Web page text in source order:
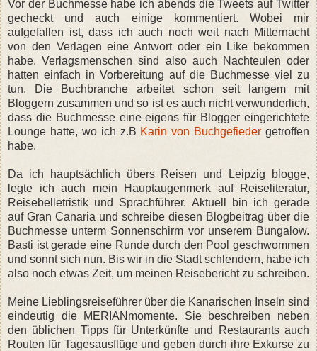
Vor der Buchmesse habe ich abends die Tweets auf Twitter
gecheckt und auch einige kommentiert. Wobei mir
aufgefallen ist, dass ich auch noch weit nach Mitternacht
von den Verlagen eine Antwort oder ein Like bekommen
habe. Verlagsmenschen sind also auch Nachteulen oder
hatten einfach in Vorbereitung auf die Buchmesse viel zu
tun. Die Buchbranche arbeitet schon seit langem mit
Bloggern zusammen und so ist es auch nicht verwunderlich,
dass die Buchmesse eine eigens für Blogger eingerichtete
Lounge hatte, wo ich z.B Karin von Buchgefieder getroffen
habe.
Da ich hauptsächlich übers Reisen und Leipzig blogge,
legte ich auch mein Hauptaugenmerk auf Reiseliteratur,
Reisebelletristik und Sprachführer. Aktuell bin ich gerade
auf Gran Canaria und schreibe diesen Blogbeitrag über die
Buchmesse unterm Sonnenschirm vor unserem Bungalow.
Basti ist gerade eine Runde durch den Pool geschwommen
und sonnt sich nun. Bis wir in die Stadt schlendern, habe ich
also noch etwas Zeit, um meinen Reisebericht zu schreiben.
Meine Lieblingsreiseführer über die Kanarischen Inseln sind
eindeutig die MERIANmomente. Sie beschreiben neben
den üblichen Tipps für Unterkünfte und Restaurants auch
Routen für Tagesausflüge und geben durch ihre Exkurse zu